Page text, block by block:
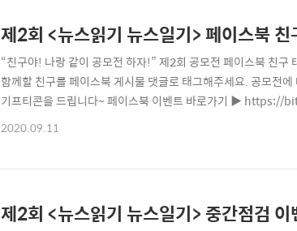
제2회 <뉴스읽기 뉴스일기> 페이스북
“친구야! 나랑 같이 공모전 하자!” 제2회 공모전 페이스북 친
함께할 친구를 페이스북 게시물 댓글로 태그해주세요. 공모전
기프티콘을 드립니다~ 페이스북 이벤트 바로가기 ▶ https://
재단 홈페이지와 포미사이트 공지사항을 참고해주세요. 일
2020.09.11
제2회 <뉴스읽기 뉴스일기> 중간점검